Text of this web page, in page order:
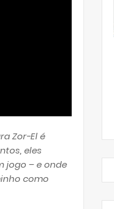
Zor-El é
eles
jogo – e onde
como